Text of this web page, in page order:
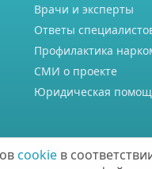
Врачи и эксперты
Ответы
Профилактика
СМИ о проекте
Юридическая
cookie в